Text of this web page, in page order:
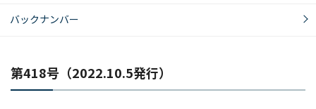
バックナンバー
第418号（2022.10.5発行）